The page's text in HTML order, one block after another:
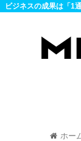
ビジネスの成果は「1
ホー